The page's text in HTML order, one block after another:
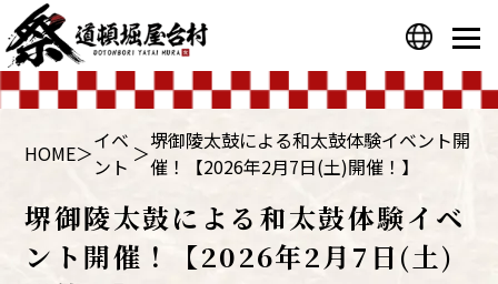
HOME＞イベ
ント ＞堺御陵太鼓による和太鼓体験イベント開
催！【2026年2月7日(土)開催！】
堺御陵太鼓による和太鼓体験イベ
ント開催！【2026年2月7日(土)